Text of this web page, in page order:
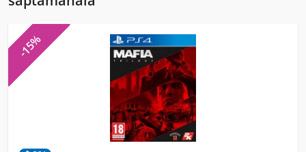
-15%